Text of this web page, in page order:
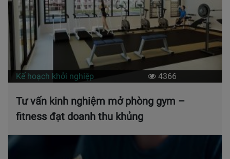
Kế hoạch khởi nghiệp 4366
Tư vấn kinh nghiệm mở phòng gym –
fitness đạt doanh thu khủng